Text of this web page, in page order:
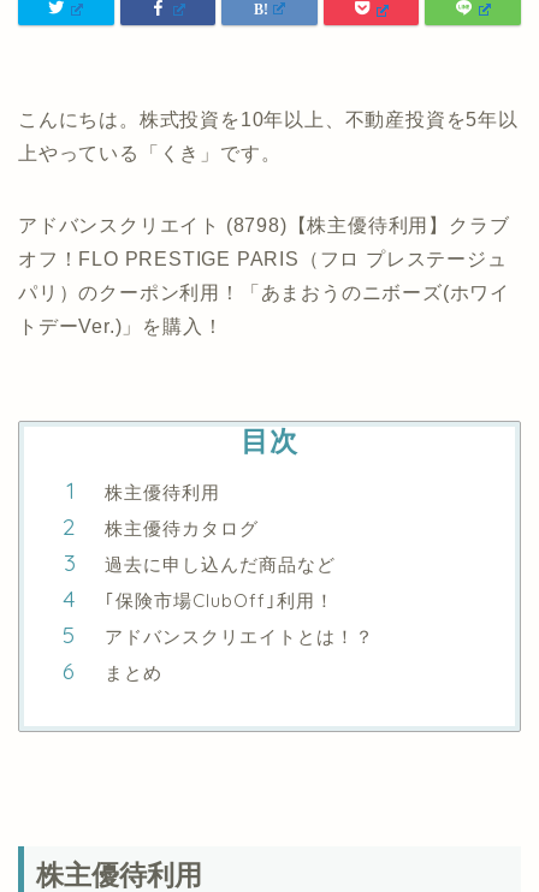
こんにちは。株式投資を10年以上、不動産投資を5年以
上やっている「くき」です。
アドバンスクリエイト (8798)【株主優待利用】クラブ
オフ！FLO PRESTIGE PARIS（フロ プレステージュ
パリ）のクーポン利用！「あまおうのニボーズ(ホワイ
トデーVer.)」を購入！
目次
株主優待利用
株主優待カタログ
過去に申し込んだ商品など
｢保険市場ClubOff｣利用！
アドバンスクリエイトとは！？
まとめ
株主優待利用